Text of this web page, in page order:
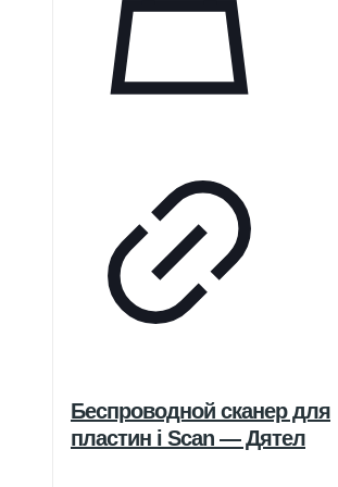
вентиляции AVAPS-AE
способствует длительному
соблюдению терапевтических
рекомендаций. Устройство также
поддержку благодаря специально
разработанному аккумулятору.
Беспроводной сканер для
пластин i Scan — Дятел